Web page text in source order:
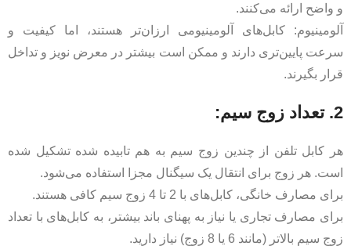
و واضح ارائه می‌کنند.
آلومینیوم: کابل‌های آلومینیومی ارزان‌تر هستند، اما کیفیت و
سرعت پایین‌تری دارند و ممکن است بیشتر در معرض نویز و تداخل
قرار بگیرند.
2. تعداد زوج سیم:
هر کابل تلفن از چندین زوج سیم به هم تابیده شده تشکیل شده
است. هر زوج برای انتقال یک سیگنال مجزا استفاده می‌شود.
برای مصارف خانگی، کابل‌های با 2 تا 4 زوج سیم کافی هستند.
برای مصارف تجاری یا نیاز به پهنای باند بیشتر، به کابل‌های با تعداد
زوج سیم بالاتر (مانند 6 یا 8 زوج) نیاز دارید.